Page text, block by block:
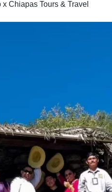
Chiapas Tours & Travel